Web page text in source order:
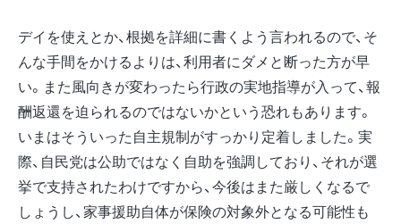
デイを使えとか、根拠を詳細に書くよう言われるので、そ
んな手間をかけるよりは、利用者にダメと断った方が早
い。また風向きが変わったら行政の実地指導が入って、報
酬返還を迫られるのではないかという恐れもあります。
いまはそういった自主規制がすっかり定着しました。実
際、自民党は公助ではなく自助を強調しており、それが選
挙で支持されたわけですから、今後はまた厳しくなるで
しょうし、家事援助自体が保険の対象外となる可能性も